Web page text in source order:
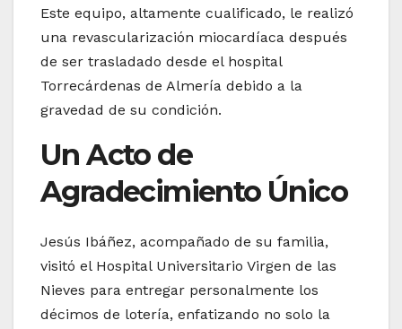
Este equipo, altamente cualificado, le realizó
una revascularización miocardíaca después
de ser trasladado desde el hospital
Torrecárdenas de Almería debido a la
gravedad de su condición.
Un Acto de
Agradecimiento Único
Jesús Ibáñez, acompañado de su familia,
visitó el Hospital Universitario Virgen de las
Nieves para entregar personalmente los
décimos de lotería, enfatizando no solo la